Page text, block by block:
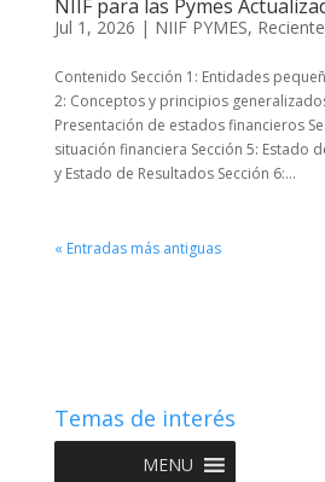
NIIF para las Pymes
Jul 1, 2026 | NIIF PYMES,
Contenido Sección 1: Entidades
2: Conceptos y principios
Presentación de estados financieros
situación financiera Sección 5: Estado
y Estado de Resultados Sección 6:...
« Entradas más antiguas
Temas de interés
MENU